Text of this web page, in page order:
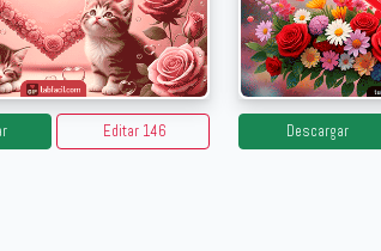
Editar 146 Descargar